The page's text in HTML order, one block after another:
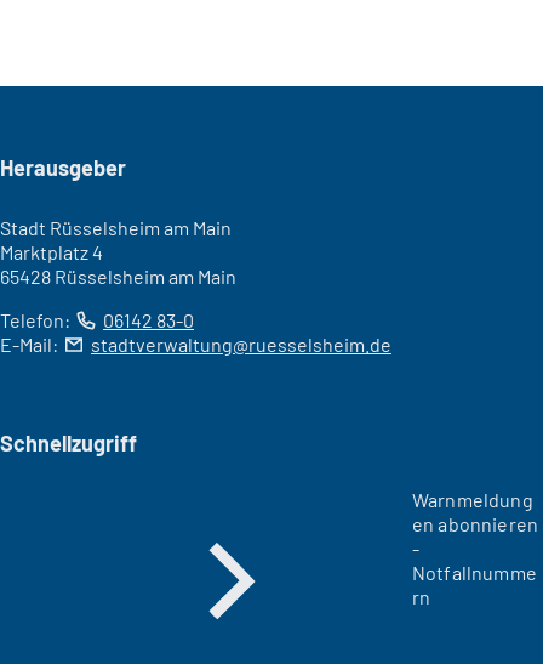
Seitenfuß
Herausgeber
Stadt Rüsselsheim am Main
Marktplatz 4
65428 Rüsselsheim am Main
Telefon:
06142 83-0
E-Mail:
stadtverwaltung ruesselsheim de
Schnellzugriff
Warnmeldung
en abonnieren
-
Notfallnumme
rn